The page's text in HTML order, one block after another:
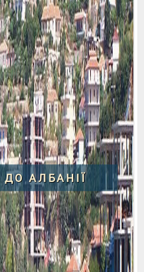
АЛБАНІЇ